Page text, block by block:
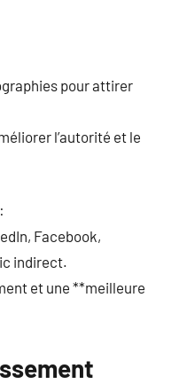
pour attirer
l’autorité et le
Facebook,
indirect.
et une **meilleure